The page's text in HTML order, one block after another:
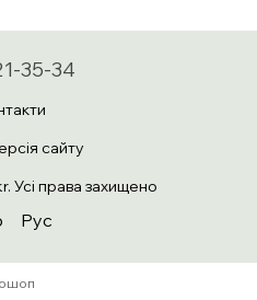
35-34
сайту
Усі права захищено
Рус